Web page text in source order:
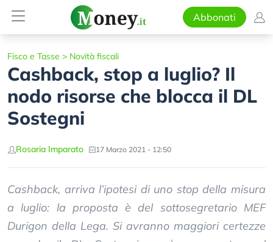
Abbonati
Fisco e Tasse > Novità fiscali
Cashback, stop a luglio? Il
nodo risorse che blocca il DL
Sostegni
Rosaria Imparato 17 Marzo 2021 - 12:50
Cashback, arriva l’ipotesi di uno stop della misura
a luglio: la proposta è del sottosegretario MEF
Durigon della Lega. Si avranno maggiori certezze